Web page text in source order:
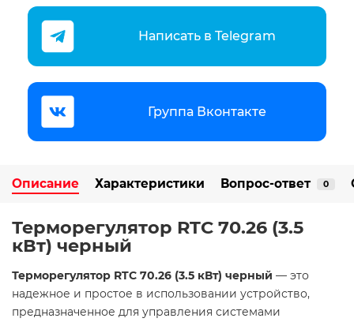
Написать в Telegram
Группа Вконтакте
Описание Характеристики Вопрос-ответ 0
Терморегулятор RTC 70.26 (3.5
кВт) черный
Терморегулятор RTC 70.26 (3.5 кВт) черный — это
надежное и простое в использовании устройство,
предназначенное для управления системами